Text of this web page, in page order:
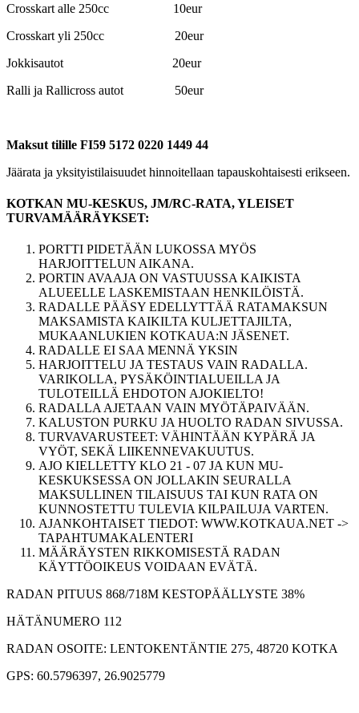
Crosskart alle 250cc 10eur
Crosskart yli 250cc 20eur
Jokkisautot 20eur
Ralli ja Rallicross autot 50eur
Maksut tilille FI59 5172 0220 1449 44
Jäärata ja yksityistilaisuudet hinnoitellaan tapauskohtaisesti erikseen.
KOTKAN MU-KESKUS, JM/RC-RATA, YLEISET
TURVAMÄÄRÄYKSET:
PORTTI PIDETÄÄN LUKOSSA MYÖS
HARJOITTELUN AIKANA.
PORTIN AVAAJA ON VASTUUSSA KAIKISTA
ALUEELLE LASKEMISTAAN HENKILÖISTÄ.
RADALLE PÄÄSY EDELLYTTÄÄ RATAMAKSUN
MAKSAMISTA KAIKILTA KULJETTAJILTA,
MUKAANLUKIEN KOTKAUA:N JÄSENET.
RADALLE EI SAA MENNÄ YKSIN
HARJOITTELU JA TESTAUS VAIN RADALLA.
VARIKOLLA, PYSÄKÖINTIALUEILLA JA
TULOTEILLÄ EHDOTON AJOKIELTO!
RADALLA AJETAAN VAIN MYÖTÄPAIVÄÄN.
KALUSTON PURKU JA HUOLTO RADAN SIVUSSA.
TURVAVARUSTEET: VÄHINTÄÄN KYPÄRÄ JA
VYÖT, SEKÄ LIIKENNEVAKUUTUS.
AJO KIELLETTY KLO 21 - 07 JA KUN MU-
KESKUKSESSA ON JOLLAKIN SEURALLA
MAKSULLINEN TILAISUUS TAI KUN RATA ON
KUNNOSTETTU TULEVIA KILPAILUJA VARTEN.
AJANKOHTAISET TIEDOT: WWW.KOTKAUA.NET ->
TAPAHTUMAKALENTERI
MÄÄRÄYSTEN RIKKOMISESTÄ RADAN
KÄYTTÖOIKEUS VOIDAAN EVÄTÄ.
RADAN PITUUS 868/718M KESTOPÄÄLLYSTE 38%
HÄTÄNUMERO 112
RADAN OSOITE: LENTOKENTÄNTIE 275, 48720 KOTKA
GPS: 60.5796397, 26.9025779